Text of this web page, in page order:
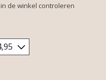
de winkel controleren